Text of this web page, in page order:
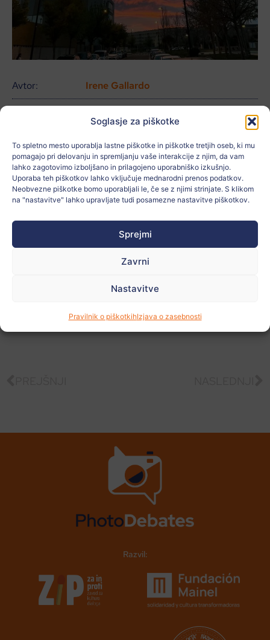
Soglasje za piškotke
To spletno mesto uporablja lastne piškotke in piškotke tretjih oseb, ki mu
pomagajo pri delovanju in spremljanju vaše interakcije z njim, da vam
lahko zagotovimo izboljšano in prilagojeno uporabniško izkušnjo.
Uporaba teh piškotkov lahko vključuje mednarodni prenos podatkov.
Neobvezne piškotke bomo uporabljali le, če se z njimi strinjate. S klikom
na "nastavitve" lahko upravljate tudi posamezne nastavitve piškotkov.
Sprejmi
Zavrni
Nastavitve
Pravilnik o piškotkihIzjava o zasebnosti
Avtor: Irene Gallardo
Starost: 15
Mesto: Zaragoza
Država: España
Povezano z: ODS 16, ODS 17
Učitelj: ALICIA MARTÍN JAURRIETA
fotografij
Razvil: